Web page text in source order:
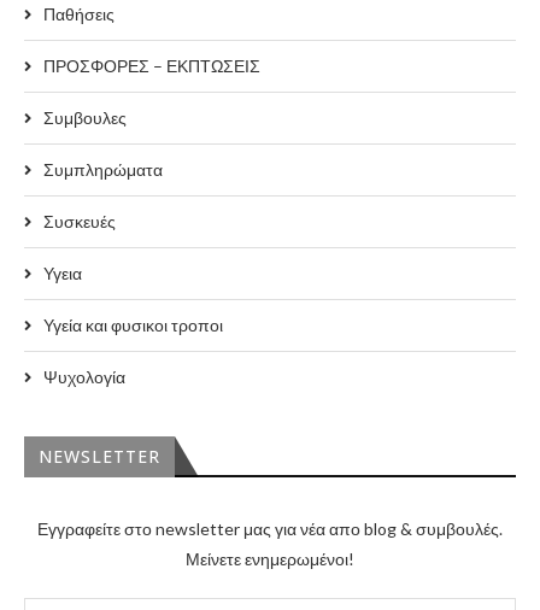
Παθήσεις
ΠΡΟΣΦΟΡΕΣ – ΕΚΠΤΩΣΕΙΣ
Συμβουλες
Συμπληρώματα
Συσκευές
Υγεια
Υγεία και φυσικοι τροποι
Ψυχολογία
NEWSLETTER
Εγγραφείτε στο newsletter μας για νέα απο blog & συμβουλές.
Μείνετε ενημερωμένοι!